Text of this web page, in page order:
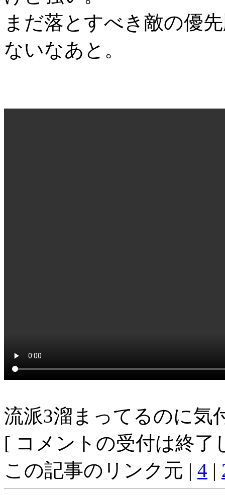
まだ落とすべき敵の優
ないなあと。
流派3溜まってるのに気
[ コメントの受付は終了
この記事のリンク元 | 4 |